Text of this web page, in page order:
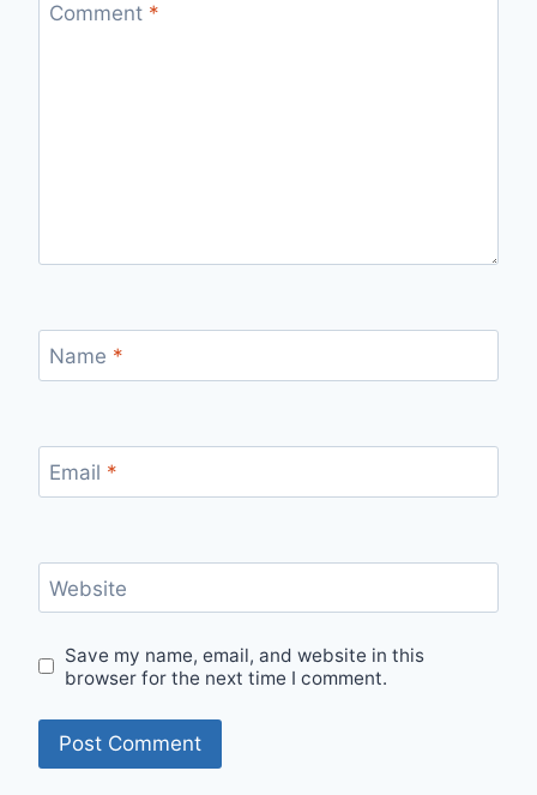
Comment *
Name *
Email *
Website
Save my name, email, and website in this
browser for the next time I comment.